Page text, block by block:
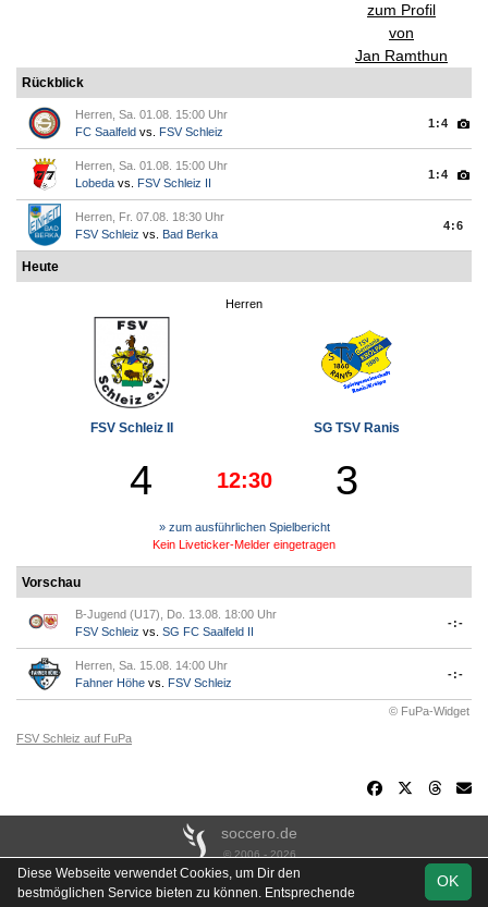
zum Profil
von
Jan Ramthun
Rückblick
Herren, Sa. 01.08. 15:00 Uhr
FC Saalfeld vs. FSV Schleiz
1:4
Herren, Sa. 01.08. 15:00 Uhr
Lobeda vs. FSV Schleiz II
1:4
Herren, Fr. 07.08. 18:30 Uhr
FSV Schleiz vs. Bad Berka
4:6
Heute
Herren
FSV Schleiz II SG TSV Ranis
4 12:30 3
» zum ausführlichen Spielbericht
Kein Liveticker-Melder eingetragen
Vorschau
B-Jugend (U17), Do. 13.08. 18:00 Uhr
FSV Schleiz vs. SG FC Saalfeld II
-:-
Herren, Sa. 15.08. 14:00 Uhr
Fahner Höhe vs. FSV Schleiz
-:-
© FuPa-Widget
FSV Schleiz auf FuPa
soccero.de
© 2006 - 2026
Besucherstatistik Kontakt Impressum Links
Datenschutz
OK
Diese Webseite verwendet Cookies, um Dir den
bestmöglichen Service bieten zu können. Entsprechende